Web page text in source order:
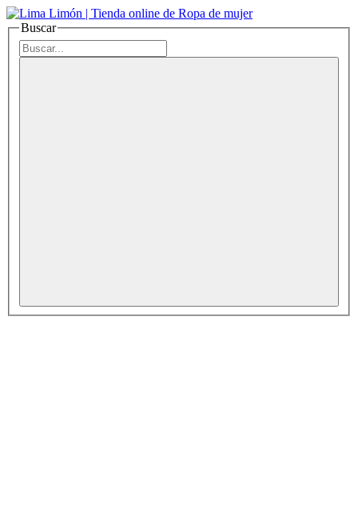
Buscar